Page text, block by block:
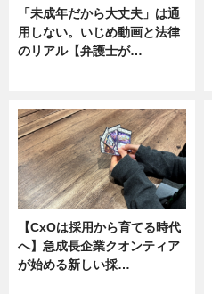
「未成年だから大丈夫」は通
用しない。いじめ動画と法律
のリアル【弁護士が…
【CxOは採用から育てる時代
へ】急成長企業クオンティア
が始める新しい採…